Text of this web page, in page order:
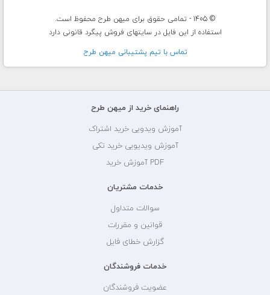
© 1405 - تمامی حقوق برای میهن طرح محفوظ است.
استفاده از این فایل در سایتهای فروش پیگرد قانونی دارد
تماس با تيم پشتيبانی ميهن طرح
راهنمای خرید از میهن طرح
آموزش ویدویی خرید اشتراک
آموزش ویدیویی خرید تکی
PDF آموزش خرید
خدمات مشتریان
سوالات متداول
قوانین و مقررات
گزارش خطای فایل
خدمات فروشندگان
عضویت فروشندگان